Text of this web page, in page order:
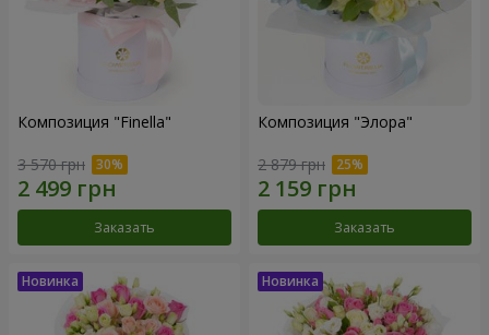
Композиция "Finella"
3 570 грн
Заказать
Композиция "Элора"
2 879 грн
Заказать